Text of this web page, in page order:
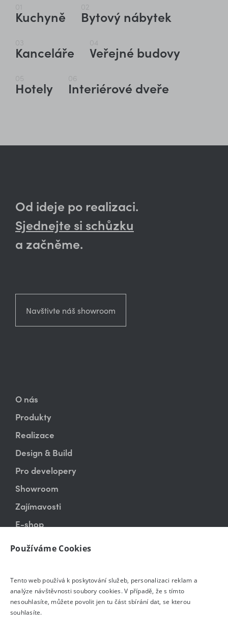
01
Kuchyně
02
Bytový nábytek
03
Kanceláře
04
Veřejné budovy
05
Hotely
06
Interiérové dveře
Od ideje po realizaci.
Sjednejte si schůzku
a začněme.
Navštivte náš showroom
O nás
Produkty
Realizace
Design & Build
Pro developery
Showroom
Zajímavosti
E-shop
Používáme Cookies
Tento web používá k poskytování služeb, personalizaci reklam a
analýze návštěvnosti soubory cookies. V případě, že s tímto
nesouhlasíte, můžete povolit jen tu část sbírání dat, se kterou
souhlasíte.